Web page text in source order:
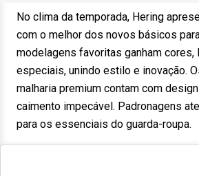
No clima da temporada, Hering
com o melhor dos novos básicos
modelagens favoritas ganham
especiais, unindo estilo e inovação.
malharia premium contam com
caimento impecável. Padronagens
para os essenciais do guarda-roupa.